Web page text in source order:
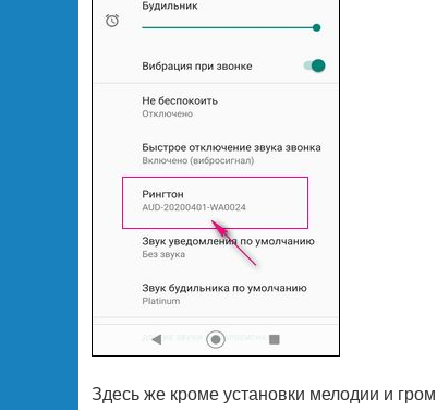
Здесь же кроме установки мелодии и